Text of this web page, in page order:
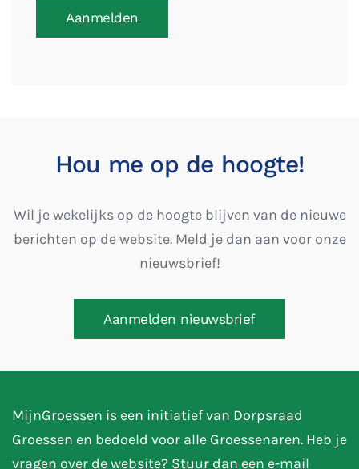
Aanmelden
Hou me op de hoogte!
Wil je wekelijks op de hoogte blijven van de nieuwe
berichten op de website. Meld je dan aan voor onze
nieuwsbrief!
Aanmelden nieuwsbrief
MijnGroessen is een initiatief van Dorpsraad
Groessen en bedoeld voor alle Groessenaren. Heb je
vragen over de website? Stuur dan een e-mail